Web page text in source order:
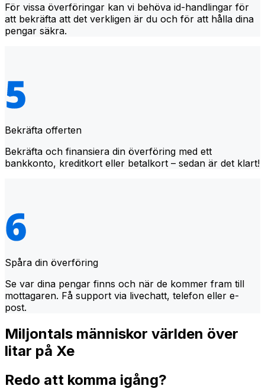
För vissa överföringar kan vi behöva id-handlingar för
att bekräfta att det verkligen är du och för att hålla dina
pengar säkra.
Bekräfta offerten
Bekräfta och finansiera din överföring med ett
bankkonto, kreditkort eller betalkort – sedan är det klart!
Spåra din överföring
Se var dina pengar finns och när de kommer fram till
mottagaren. Få support via livechatt, telefon eller e-
post.
Miljontals människor världen över
litar på Xe
Redo att komma igång?